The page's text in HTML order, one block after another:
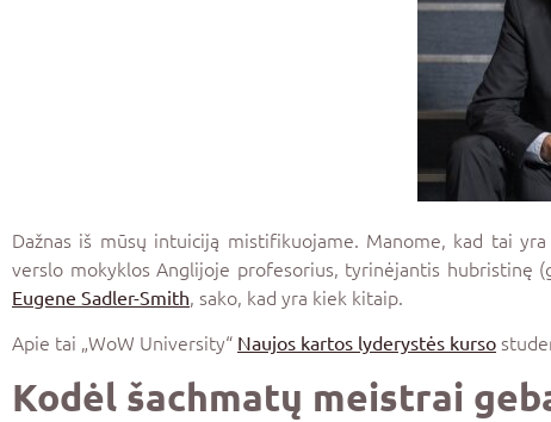
Dažnas iš mūsų intuiciją mistifikuojame. Manome, kad tai
verslo mokyklos Anglijoje profesorius, tyrinėjantis hubristinę
Eugene Sadler-Smith, sako, kad yra kiek kitaip.
Apie tai „WoW University“ Naujos kartos lyderystės kurso
Kodėl šachmatų meistrai